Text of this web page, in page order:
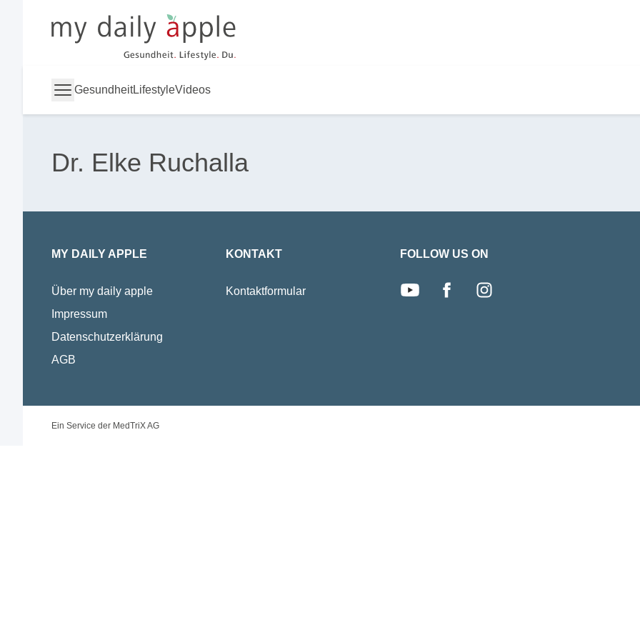
My Daily Apple
GesundheitLifestyleVideos
Dr. Elke Ruchalla
MY DAILY APPLE
Über my daily apple
Impressum
Datenschutzerklärung
AGB
KONTAKT
Kontaktformular
FOLLOW US ON
youtube facebookinstagram
Ein Service der MedTriX AG